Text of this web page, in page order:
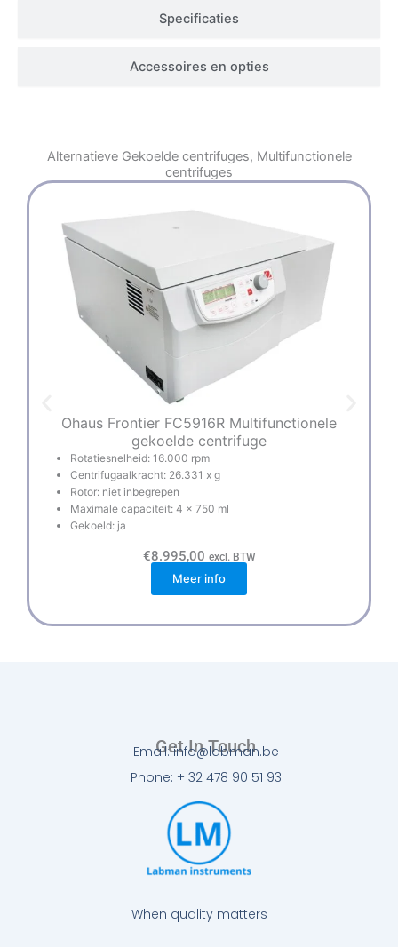
Specificaties
Accessoires en opties
Alternatieve Gekoelde centrifuges, Multifunctionele
centrifuges
Ohaus Frontier FC5916R Multifunctionele
gekoelde centrifuge
Rotatiesnelheid: 16.000 rpm
Centrifugaalkracht: 26.331 x g
Rotor: niet inbegrepen
Maximale capaciteit: 4 x 750 ml
Gekoeld: ja
€8.995,00 excl. BTW
Meer info
When quality matters
Get In Touch
Email: info@labman.be
Phone: + 32 478 90 51 93